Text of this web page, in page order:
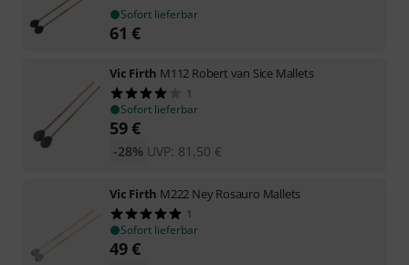
Sofort lieferbar
61 €
Vic Firth M112 Robert van Sice Mallets
1
Sofort lieferbar
59€
UVP: 81,50 €
-28%
Vic Firth M222 Ney Rosauro Mallets
1
Sofort lieferbar
49€